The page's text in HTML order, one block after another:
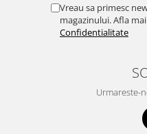
Vreau sa primesc
magazinului. Afla
Confidentialitate
Urmareste-